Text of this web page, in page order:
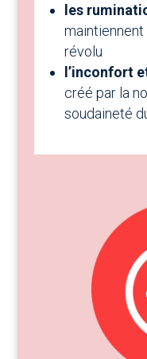
les
maintiennent
révolu
l’inconfort
créé par la
soudaineté